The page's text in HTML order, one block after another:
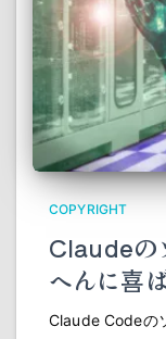
COPYRIGHT
Claudeの
へんに喜
Claude Codeの